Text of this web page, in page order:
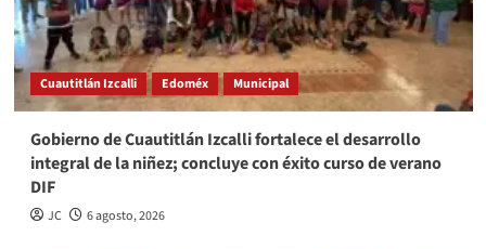
Cuautitlán Izcalli Edoméx Municipal
Gobierno de Cuautitlán Izcalli fortalece el desarrollo
integral de la niñez; concluye con éxito curso de verano
DIF
JC 6 agosto, 2026